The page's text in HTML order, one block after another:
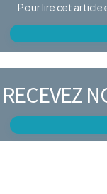
Pour lire cet article
RECEVEZ